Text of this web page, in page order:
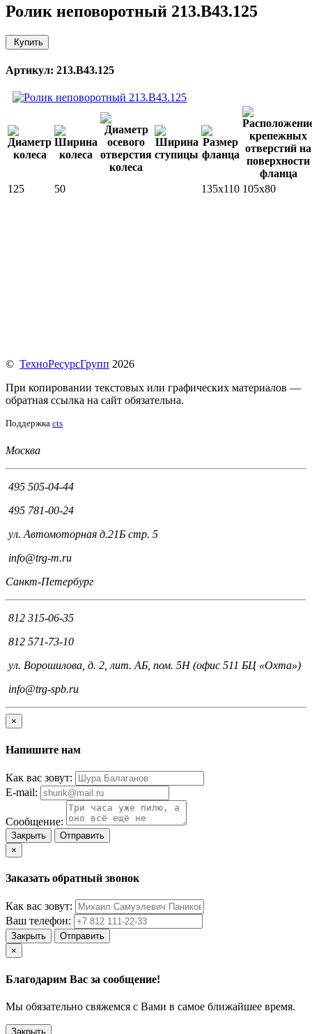
Ролик неповоротный 213.B43.125
Купить
Артикул: 213.B43.125
125 50 135x110 105x80
© ТехноРесурсГрупп 2026
При копировании текстовых или графических материалов —
обратная ссылка на сайт обязательна.
Поддержка cts
Москва
495 505-04-44
495 781-00-24
ул. Автомоторная д.21Б стр. 5
info@trg-m.ru
Санкт-Петербург
812 315-06-35
812 571-73-10
ул. Ворошилова, д. 2, лит. АБ, пом. 5Н (офис 511 БЦ «Охта»)
info@trg-spb.ru
×
Напишите нам
Как вас зовут:
E-mail:
Сообщение:
Закрыть
Отправить
×
Заказать обратный звонок
Как вас зовут:
Ваш телефон:
Закрыть
Отправить
×
Благодарим Вас за сообщение!
Мы обязательно свяжемся с Вами в самое ближайшее время.
Закрыть